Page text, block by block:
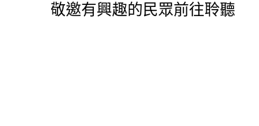
敬邀有興趣的民眾前往聆聽